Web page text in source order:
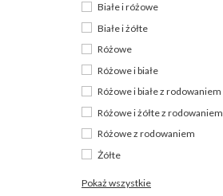
Białe i różowe
Białe i żółte
Różowe
Różowe i białe
Różowe i białe z rodowaniem
Różowe i żółte z rodowaniem
Różowe z rodowaniem
Żółte
Pokaż wszystkie